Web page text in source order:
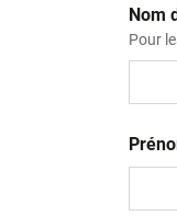
Nom
Pour